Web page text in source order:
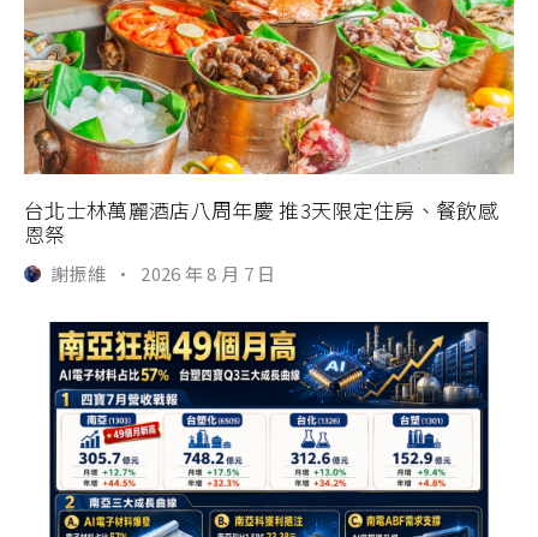
台北士林萬麗酒店八周年慶 推3天限定住房、餐飲感
恩祭
謝振維 · 2026 年 8 月 7 日